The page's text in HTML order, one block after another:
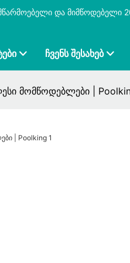
და მიმწოდებელი
ᲩᲕᲔᲜᲡ ᲨᲔᲡᲐᲮᲔᲑ
მომწოდებლები |